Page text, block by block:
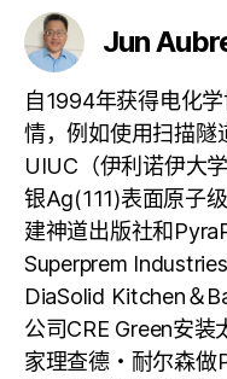
Jun
自1994年获得电化
情，例如使用扫描隧
UIUC（伊利诺伊大
银Ag(111)表面原子
建神道出版社和
Superprem
DiaSolid Kitchen＆
公司CRE Green安装
家理查德・耐尔森做